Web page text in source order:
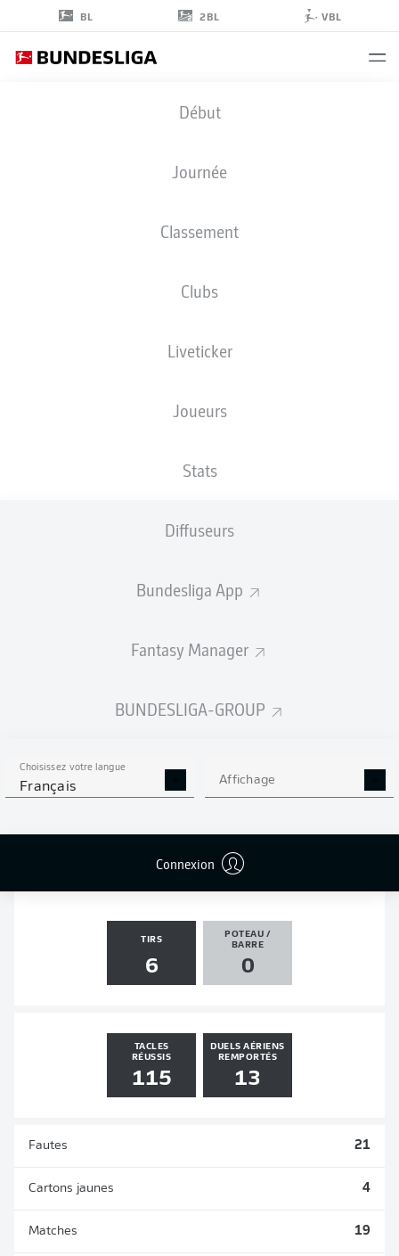
BL 2BL VBL
Début
Journée
Classement
Clubs
Liveticker
Joueurs
Stats
Diffuseurs
Bundesliga App
Fantasy Manager
BUNDESLIGA-GROUP
Choisissez votre langue
Français Affichage
Connexion
STATS DE LA SAISON
2025/2026
BUTS
0
PENALTIES
0
TIRS
6
POTEAU /
BARRE
0
TACLES
RÉUSSIS
115
DUELS AÉRIENS
REMPORTÉS
13
Fautes 21
Cartons jaunes 4
Matches 19